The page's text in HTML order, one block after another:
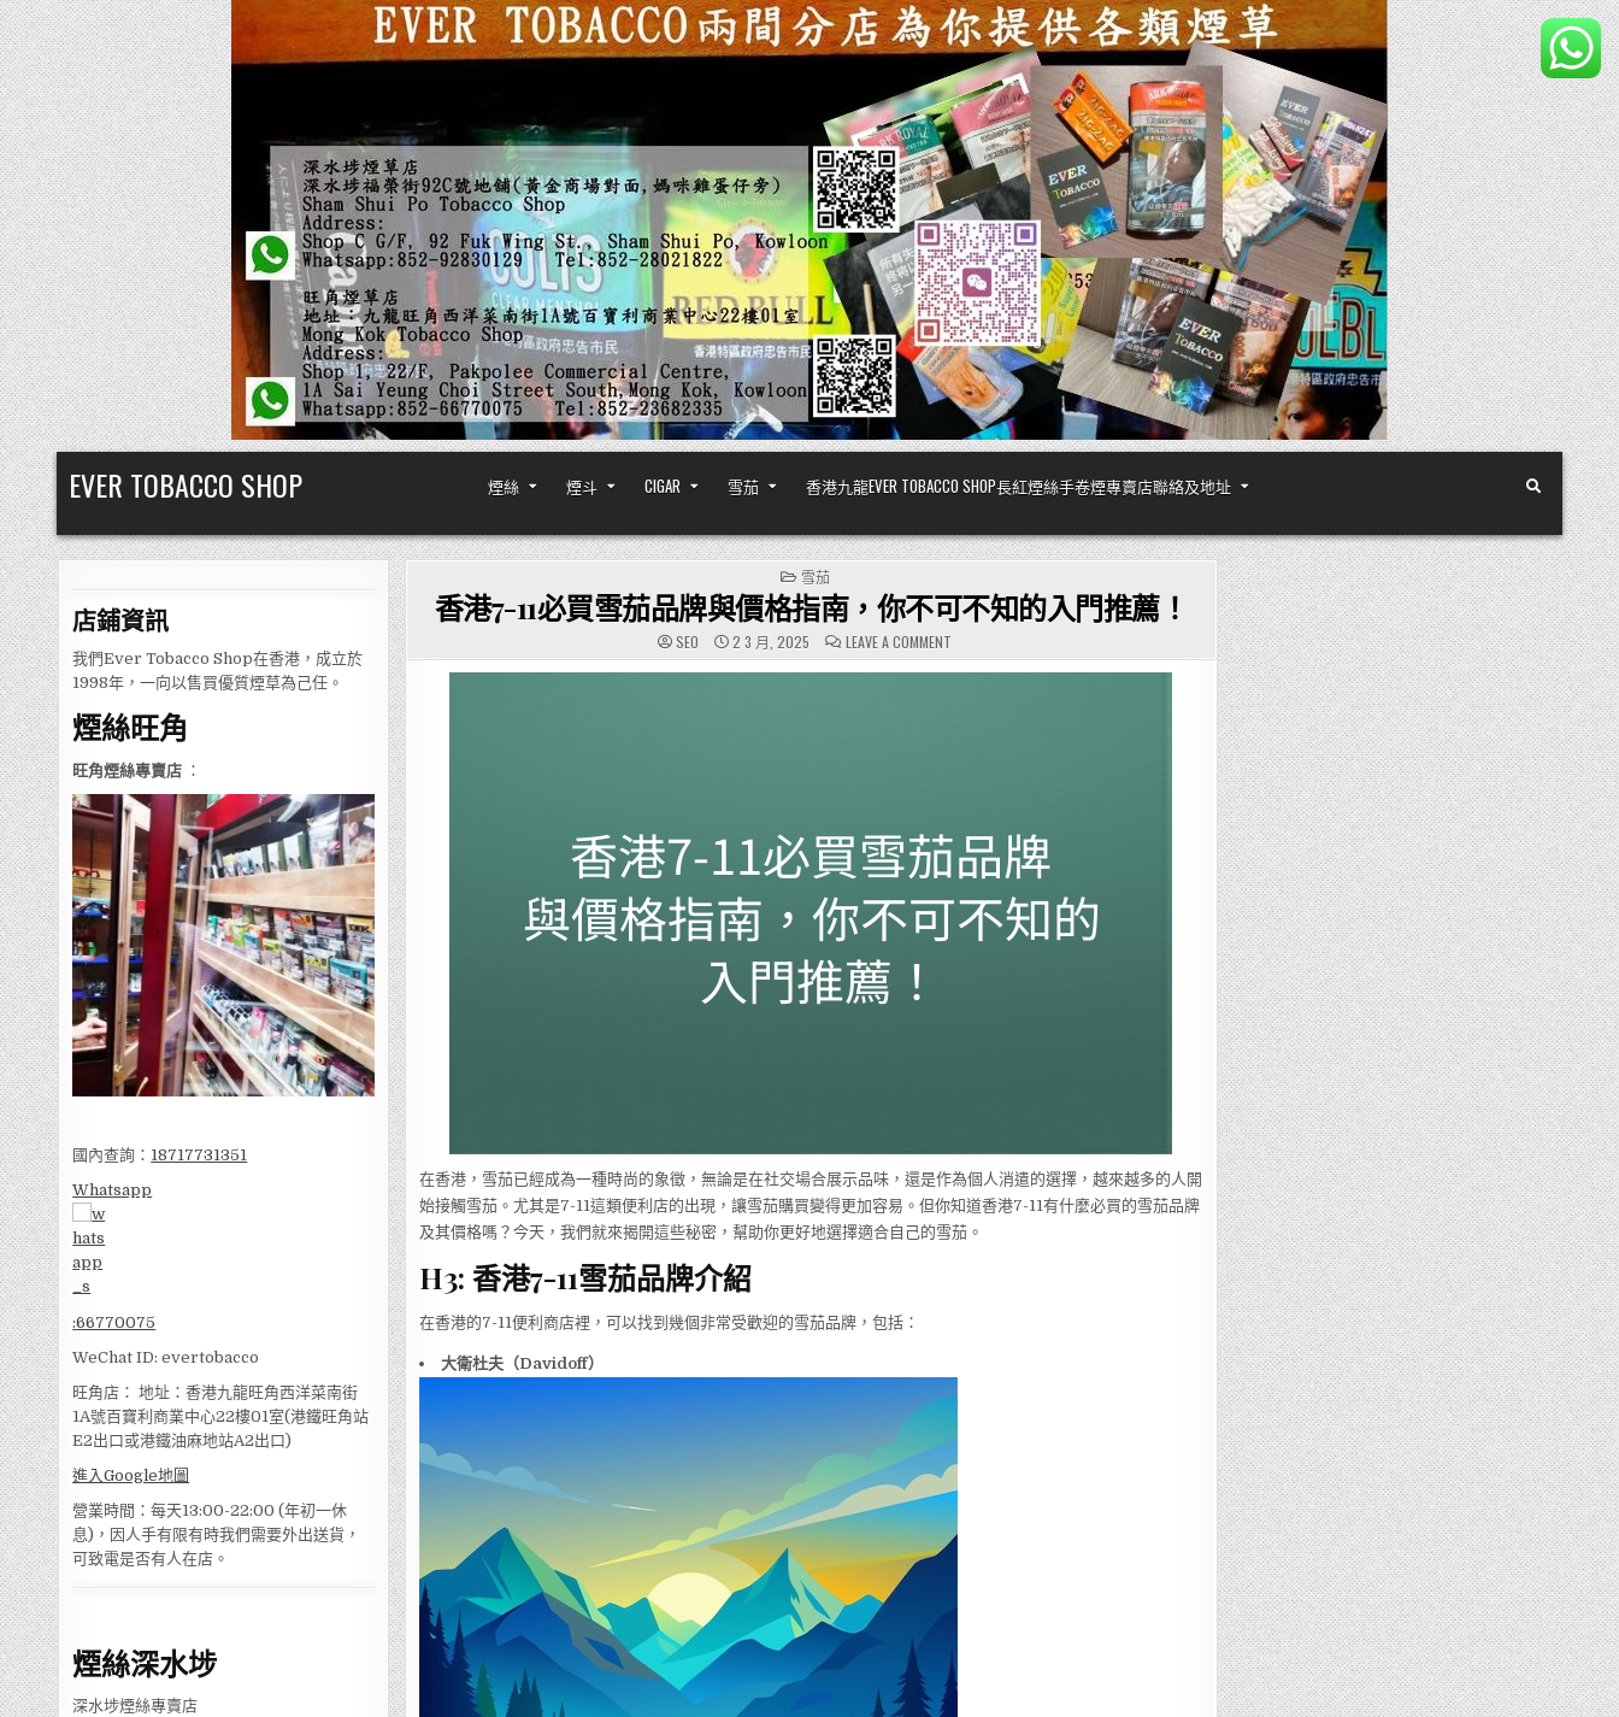
Skip
to
content
EVER TOBACCO SHOP 煙絲 煙斗 CIGAR 雪茄 香港九龍EVER TOBACCO SHOP長紅煙絲手卷煙專賣店聯絡及地址
店鋪資訊
我們Ever Tobacco Shop在香港，成立於
1998年，一向以售買優質煙草為己任。
煙絲旺角
旺角煙絲專賣店 ：
國內查詢： 18717731351
Whatsapp
:66770075
WeChat ID: evertobacco
旺角店： 地址：香港九龍旺角西洋菜南街
1A號百寶利商業中心22樓01室(港鐵旺角站
E2出口或港鐵油麻地站A2出口)
進入Google地圖
營業時間：每天13:00-22:00 (年初一休
息)，因人手有限有時我們需要外出送貨，
可致電是否有人在店。
煙絲深水埗
深水埗煙絲專賣店
POSTED
IN
雪茄
香港7-11必買雪茄品牌與價格指南，你不可不知的入門推薦！
SEO 2 3 月, 2025 LEAVE A COMMENT
香
港
指
南，
你
不
可
知
在香港，雪茄已經成為一種時尚的象徵，無論是在社交場合展示品味，還是作為個人消遣的選擇，越來越多的人開
始接觸雪茄。尤其是7-11這類便利店的出現，讓雪茄購買變得更加容易。但你知道香港7-11有什麼必買的雪茄品牌
及其價格嗎？今天，我們就來揭開這些秘密，幫助你更好地選擇適合自己的雪茄。
H3: 香港7-11雪茄品牌介紹
在香港的7-11便利商店裡，可以找到幾個非常受歡迎的雪茄品牌，包括：
大衛杜夫（Davidoff）